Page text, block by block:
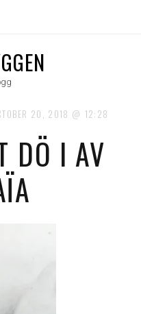
20, 2018 12:28
DÖ I AV